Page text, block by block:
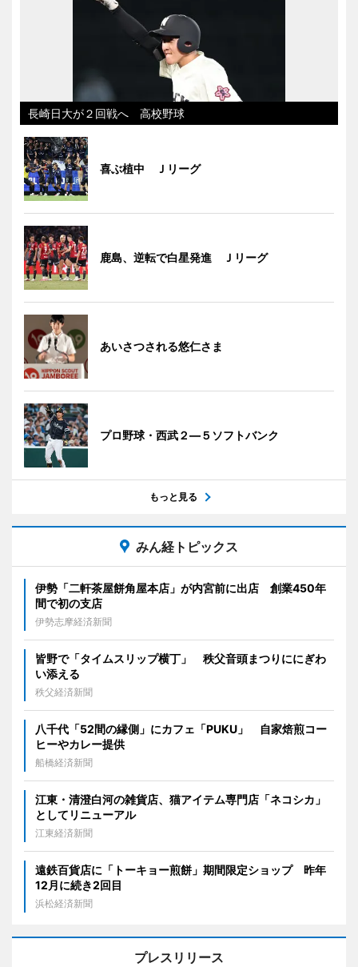
長崎日大が２回戦へ 高校野球
喜ぶ植中 Ｊリーグ
鹿島、逆転で白星発進 Ｊリーグ
あいさつされる悠仁さま
プロ野球・西武２―５ソフトバンク
もっと見る
みん経トピックス
伊勢「二軒茶屋餅角屋本店」が内宮前に出店 創業450年
間で初の支店
伊勢志摩経済新聞
皆野で「タイムスリップ横丁」 秩父音頭まつりににぎわ
い添える
秩父経済新聞
八千代「52間の縁側」にカフェ「PUKU」 自家焙煎コー
ヒーやカレー提供
船橋経済新聞
江東・清澄白河の雑貨店、猫アイテム専門店「ネコシカ」
としてリニューアル
江東経済新聞
遠鉄百貨店に「トーキョー煎餅」期間限定ショップ 昨年
12月に続き2回目
浜松経済新聞
プレスリリース